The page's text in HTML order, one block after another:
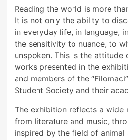
Reading the world is more
It is not only the ability to
in everyday life, in language,
the sensitivity to nuance, to
unspoken. This is the
works presented in the
and members of the
Student Society and their
The exhibition reflects a wide
from literature and music,
inspired by the field of